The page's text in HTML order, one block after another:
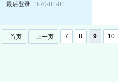
最后登录: 1970-01-01
首页 上一页 7 8 9 10